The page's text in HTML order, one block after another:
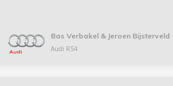
Bas Verbakel & Jeroen Bijsterveld
Audi RS4